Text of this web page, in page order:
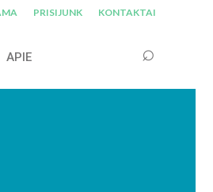
PRISIJUNK KONTAKTAI
APIE